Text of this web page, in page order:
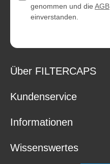
genommen und die AGB
einverstanden.
Über FILTERCAPS
Kundenservice
Informationen
Wissenswertes